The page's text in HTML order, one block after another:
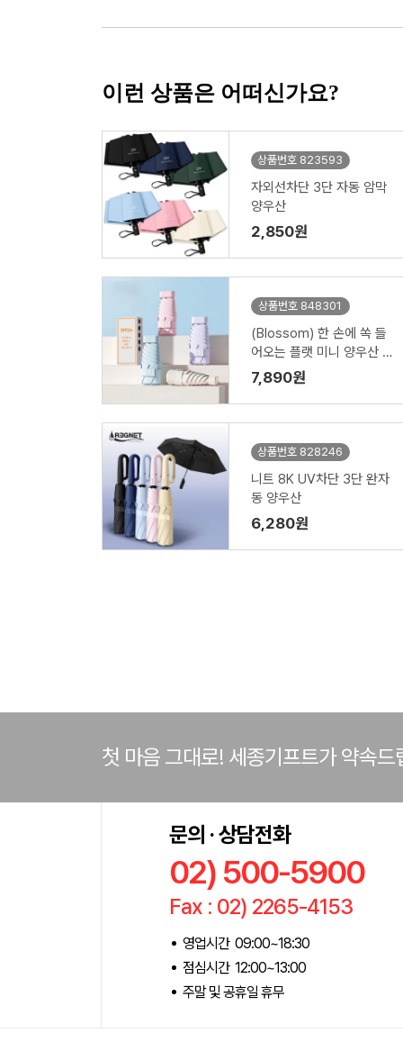
이런 상품은 어떠신가요?
상품번호 823593
자외선차단 3단 자동 암막
양우산
2,850원
상품번호 848301
(Blossom) 한 손에 쏙 들
어오는 플랫 미니 양우산 1
P
7,890원
상품번호 828246
니트 8K UV차단 3단 완자
동 양우산
6,280원
첫 마음 그대로! 세종기프트가 약속드
문의 · 상담전화
02) 500-5900
Fax : 02) 2265-4153
영업시간 09:00~18:30
점심시간 12:00~13:00
주말 및 공휴일 휴무